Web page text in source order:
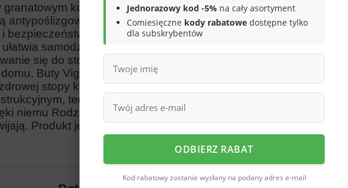
kolorze z ciekawym wzorkiem i
antypoślizgową podeszwę która jest wentylowana od
bezpieczeństwo naszych pociech. Kapcie są
samodzielne zakładanie obuwia przez dziecko
się do stopy. Buciki sprawdzą się do przedszkola
Buty Viggami są bardzo lekkie i
stopy który zapewnia , że obuwie wykonane jest
technologicznym i materiałowym oraz
niemu Rodzice mają pewność, że stópki ich dzieci są
Produkt jest stworzony w Polsce przez firmę
Jednorazowy kod -5% na cały asortyment
Comiesięczne kody rabatowe dostępne tylko
dla subskrybentów
ODBIERZ RABAT
Kod rabatowy zostanie wysłany na podany adres e-mail